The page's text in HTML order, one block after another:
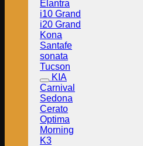
Elantra
i10 Grand
i20 Grand
Kona
Santafe
sonata
Tucson
KIA
Carnival
Sedona
Cerato
Optima
Morning
K3